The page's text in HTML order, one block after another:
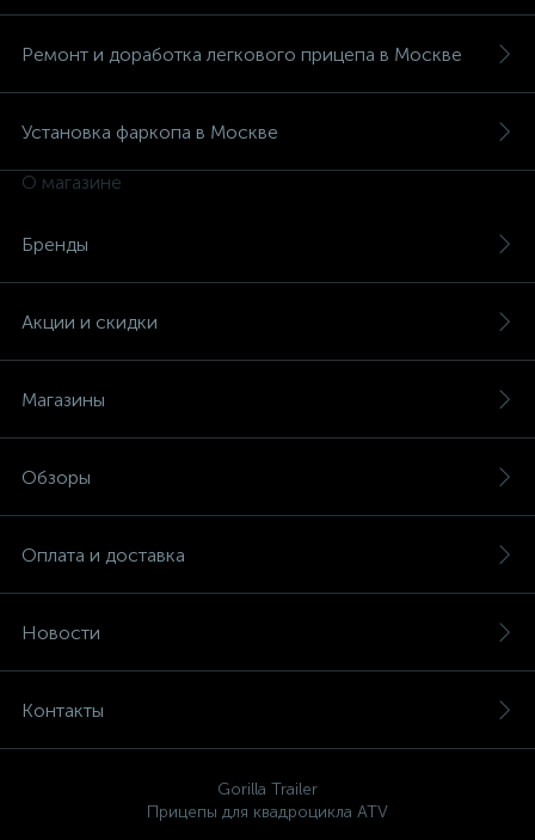
Ремонт и доработка легкового прицепа в Москве
Установка фаркопа в Москве
О магазине
Бренды
Акции и скидки
Магазины
Обзоры
Оплата и доставка
Новости
Контакты
Gorilla Trailer
Прицепы для квадроцикла ATV